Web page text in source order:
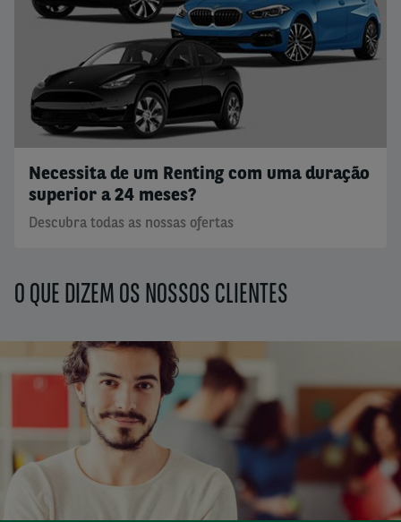
Necessita de um Renting com uma duração
superior a 24 meses?
Descubra todas as nossas ofertas
O QUE DIZEM OS NOSSOS CLIENTES
(field_segment)
Offer Type
(field_offer_type)
Operador